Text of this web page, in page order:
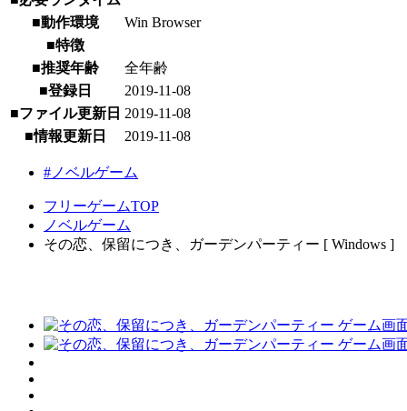
■動作環境
Win Browser
■特徴
■推奨年齢
全年齢
■登録日
2019-11-08
■ファイル更新日 2019-11-08
■情報更新日
2019-11-08
#ノベルゲーム
フリーゲームTOP
ノベルゲーム
その恋、保留につき、ガーデンパーティー [ Windows ]